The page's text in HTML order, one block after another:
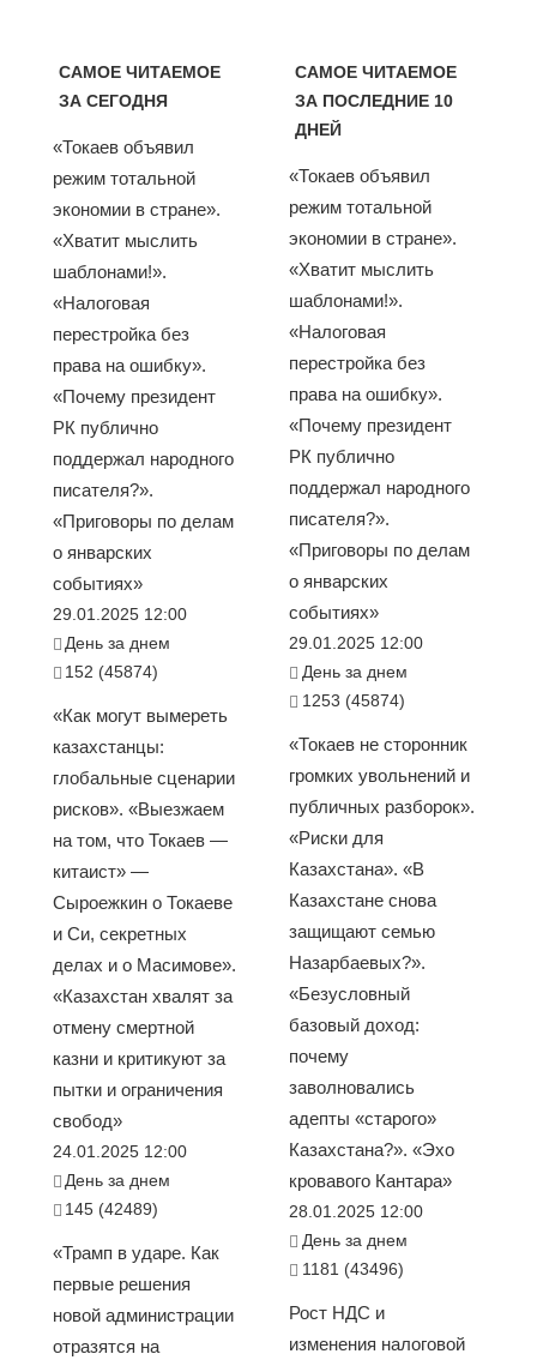
САМОЕ ЧИТАЕМОЕ
ЗА СЕГОДНЯ
«Токаев объявил
режим тотальной
экономии в стране».
«Хватит мыслить
шаблонами!».
«Налоговая
перестройка без
права на ошибку».
«Почему президент
РК публично
поддержал народного
писателя?».
«Приговоры по делам
о январских
событиях»
29.01.2025 12:00
День за днем
152 (45874)
«Как могут вымереть
казахстанцы:
глобальные сценарии
рисков». «Выезжаем
на том, что Токаев —
китаист» —
Сыроежкин о Токаеве
и Си, секретных
делах и о Масимове».
«Казахстан хвалят за
отмену смертной
казни и критикуют за
пытки и ограничения
свобод»
24.01.2025 12:00
День за днем
145 (42489)
«Трамп в ударе. Как
первые решения
новой администрации
отразятся на
САМОЕ ЧИТАЕМОЕ
ЗА ПОСЛЕДНИЕ 10
ДНЕЙ
«Токаев объявил
режим тотальной
экономии в стране».
«Хватит мыслить
шаблонами!».
«Налоговая
перестройка без
права на ошибку».
«Почему президент
РК публично
поддержал народного
писателя?».
«Приговоры по делам
о январских
событиях»
29.01.2025 12:00
День за днем
1253 (45874)
«Токаев не сторонник
громких увольнений и
публичных разборок».
«Риски для
Казахстана». «В
Казахстане снова
защищают семью
Назарбаевых?».
«Безусловный
базовый доход:
почему
заволновались
адепты «старого»
Казахстана?». «Эхо
кровавого Кантара»
28.01.2025 12:00
День за днем
1181 (43496)
Рост НДС и
изменения налоговой